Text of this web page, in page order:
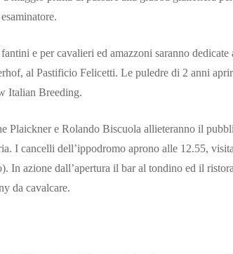
e per cavalieri ed amazzoni saranno
al Pastificio Felicetti. Le puledre di 2 anni
Italian Breeding.
Plaickner e Rolando Biscuola allieteranno il
I cancelli dell’ippodromo aprono alle 12.55,
In azione dall’apertura il bar al tondino ed il
da cavalcare.